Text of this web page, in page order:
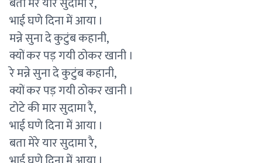
भाई घणे दिना में आया ।
मन्ने सुना दे कुटुंब कहानी,
क्यों कर पड़ गयी ठोकर खानी ।
रे मन्ने सुना दे कुटुंब कहानी,
क्यों कर पड़ गयी ठोकर खानी ।
टोटे की मार सुदामा रै,
भाई घणे दिना में आया ।
बता मेरे यार सुदामा रै,